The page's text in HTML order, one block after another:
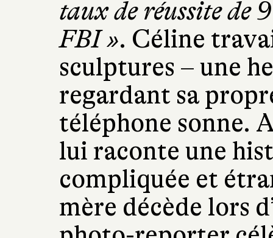
taux de réussite de
FBI ». Céline
sculptures – une
regardant sa
téléphone sonne.
lui raconte une
compliquée et
mère décède lors